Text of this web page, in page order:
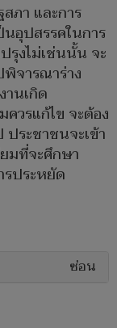
ภา และการ
อุปสรรคในการ
รุงไม่เช่นนั้น จะ
พิจารณาร่าง
นเกิด
วรแก้ไข จะต้อง
ระชาชนจะเข้า
มที่จะศึกษา
รประหยัด
ซ่อน